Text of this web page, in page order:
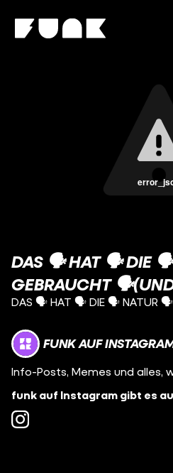
DAS 🗣️ HAT 🗣️ DIE
GEBRAUCHT
DAS 🗣️ HAT 🗣️ DIE 🗣️ NATUR
FUNK AUF
Info-Posts, Memes und alles,
funk auf Instagram gibt es